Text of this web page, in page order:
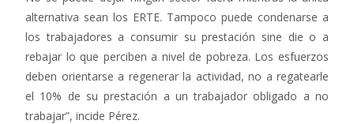
alternativa sean los ERTE. Tampoco puede condenarse a
los trabajadores a consumir su prestación sine die o a
rebajar lo que perciben a nivel de pobreza. Los esfuerzos
deben orientarse a regenerar la actividad, no a regatearle
el 10% de su prestación a un trabajador obligado a no
trabajar”, incide Pérez.